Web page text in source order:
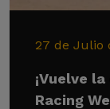
27 de Julio
¡Vuelve
Racing